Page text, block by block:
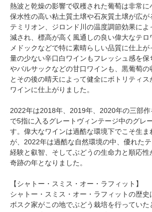
熱波と乾燥の影響で収穫された葡萄は非常に
保水性の高い粘土質土壌や石灰質土壌が広が
テミリオン、ジロンド川の温度調節効果に
減され、標高が高く風通しの良い偉大なテ
メドックなどで特に素晴らしい品質に仕上
量の少ない辛口白ワインもフレッシュ感を保
やバルサックなどの甘口ワインも、黒葡萄
とその後の晴天によって健全にボトリティ
ワインに仕上がりました。
2022年は2018年、2019年、2020年の三部
で5指に入るグレートヴィンテージ中のグレ
す。偉大なワインは過酷な環境下でこそ生ま
が、2022年は過酷な自然環境の中、優れた
経験と叡智、そしてぶどうの生命力と順応性
奇跡の年となりました。
【シャトー・スミス・オー・ラフィット】
シャトー・スミス・オー・ラフィットの歴
ボスク家がこの地でぶどう栽培を行っていた